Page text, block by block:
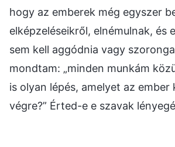
hogy az emberek még egyszer
elképzeléseikről, elnémulnak, és
sem kell aggódnia vagy
mondtam: „minden munkám
is olyan lépés, amelyet az
végre?” Érted-e e szavak